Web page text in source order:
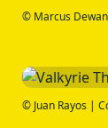
© Marcus
© Juan Rayos |